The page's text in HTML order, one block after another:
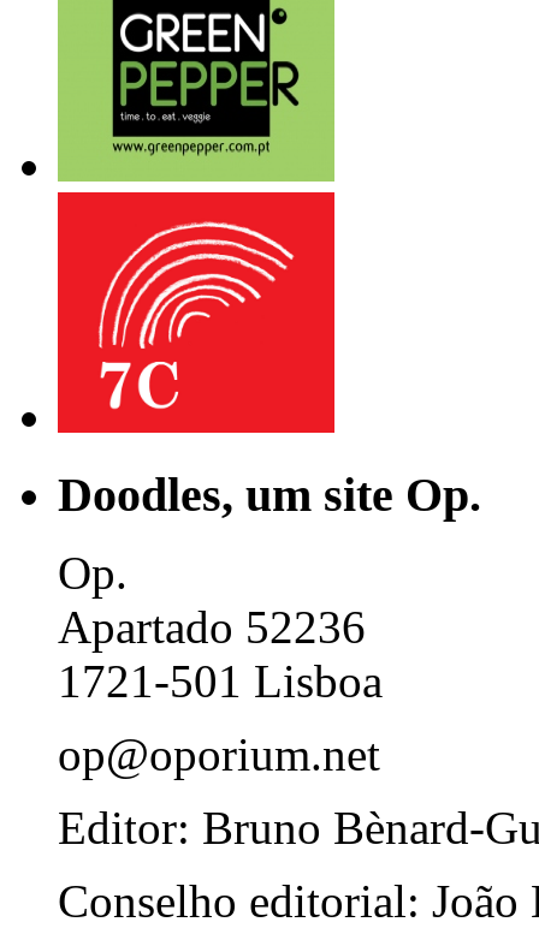
Doodles, um site Op.
Op.
Apartado 52236
1721-501 Lisboa
op@oporium.net
Editor: Bruno Bènard-
Conselho editorial: João